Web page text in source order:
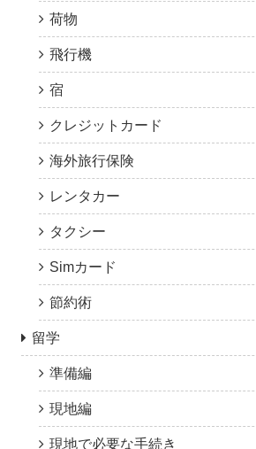
荷物
飛行機
宿
クレジットカード
海外旅行保険
レンタカー
タクシー
Simカード
節約術
留学
準備編
現地編
現地で必要な手続き